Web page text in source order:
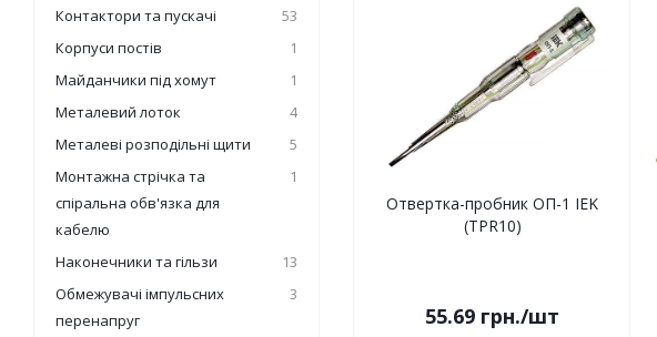
Отвертка-пробник ОП-1 IEK
(TPR10)
55.69 грн./шт
Контактори та пускачі
53
Корпуси постів
1
Майданчики під хомут
1
Металевий лоток
4
Металеві розподільні щити
5
Монтажна стрічка та
спіральна обв'язка для
кабелю
1
Наконечники та гільзи
13
Обмежувачі імпульсних
перенапруг
3